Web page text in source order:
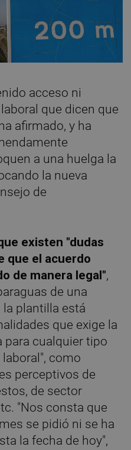
acceso ni
que dicen que
afirmado, y ha
a una huelga la
la nueva
de
existen "dudas
que el acuerdo
de manera legal",
de una
plantilla está
que exige la
cualquier tipo
como
perceptivos de
de sector
"Nos consta que
se pidió ni se ha
la fecha de hoy",